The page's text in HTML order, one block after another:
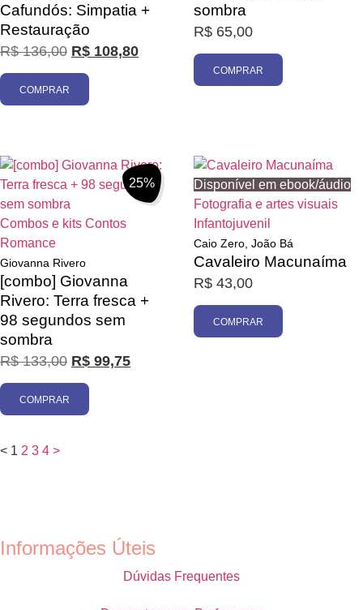
Cafundós: Simpatia +
Restauração
R$136,00 R$ 108,80
COMPRAR
sombra
R$ 65,00
COMPRAR
25%
Combos e kits Contos
Romance
Giovanna Rivero
[combo] Giovanna
Rivero: Terra fresca +
98 segundos sem
sombra
R$133,00 R$ 99,75
COMPRAR
Disponível em ebook/áudio
Fotografia e artes visuais
Infantojuvenil
Caio Zero, João Bá
Cavaleiro Macunaíma
R$ 43,00
COMPRAR
< 1 2 3 4 >
Informações Úteis
Dúvidas Frequentes